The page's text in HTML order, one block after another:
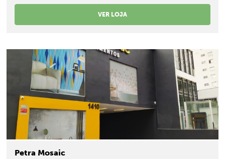
VER LOJA
Petra Mosaic